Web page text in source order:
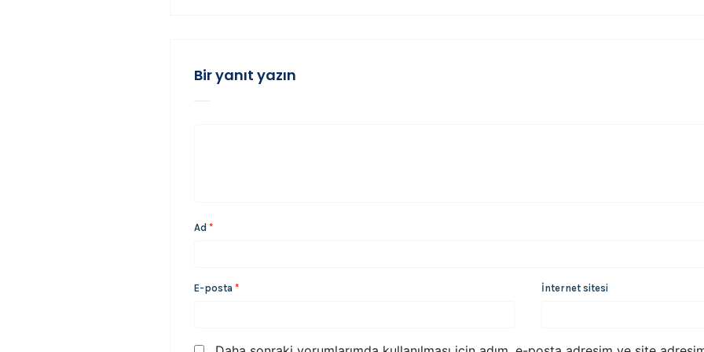
Bir yanıt yazın
Ad *
E-posta * İnternet sitesi